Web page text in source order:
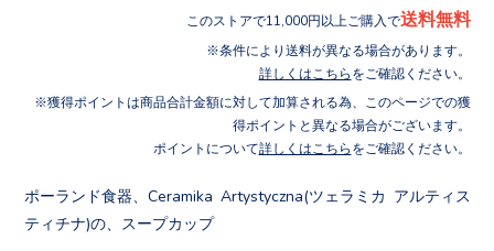
このストアで11,000円以上ご購入で送料無料
条件により送料が異なる場合があります。
詳しくはこちら をご確認ください。
獲得ポイントは商品合計金額に対して加算される為、このページでの獲
得ポイントと異なる場合がございます。
ポイントについて詳しくはこちら をご確認ください。
ポーランド食器、Ceramika Artystyczna(ツェラミカ アルティス
ティチナ)の、スープカップ